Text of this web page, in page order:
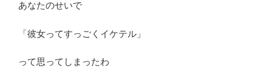
あなたのせいで
「彼女ってすっごくイケテル」
って思ってしまったわ